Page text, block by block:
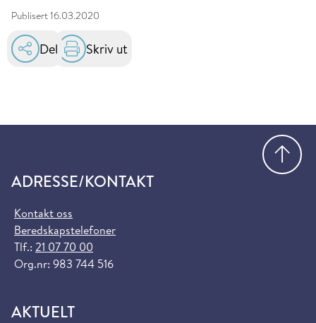
Publisert16.03.2020
Del Skriv ut
ADRESSE/KONTAKT
Kontakt oss
Beredskapstelefoner
Tlf.: 21 07 70 00
Org.nr: 983 744 516
AKTUELT